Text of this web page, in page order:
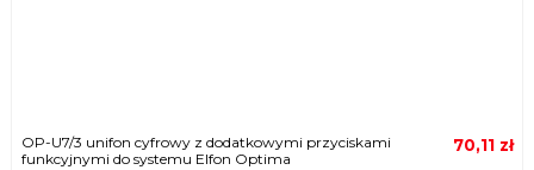
OP-U7/3 unifon cyfrowy z dodatkowymi przyciskami
funkcyjnymi do systemu Elfon Optima
70,11 zł